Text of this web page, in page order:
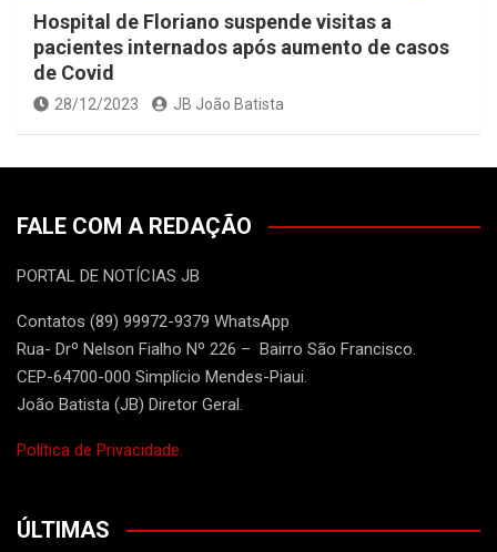
Hospital de Floriano suspende visitas a
pacientes internados após aumento de casos
de Covid
28/12/2023 JB João Batista
FALE COM A REDAÇÃO
PORTAL DE NOTÍCIAS JB
Contatos (89) 99972-9379 WhatsApp
Rua- Drº Nelson Fialho Nº 226 – Bairro São Francisco.
CEP-64700-000 Simplício Mendes-Piaui.
João Batista (JB) Diretor Geral.
Política de Privacidade.
ÚLTIMAS